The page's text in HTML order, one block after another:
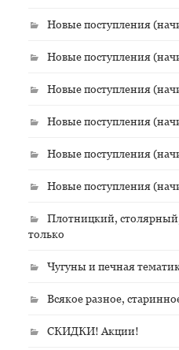
Новые поступления
Новые поступления
Новые поступления
Новые поступления
Новые поступления
Новые поступления
Плотницкий,
только
Чугуны и печная
Всякое разное,
СКИДКИ! Акции!